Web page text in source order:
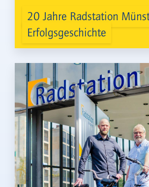
20 Jahre Radstation
Erfolgsgeschichte